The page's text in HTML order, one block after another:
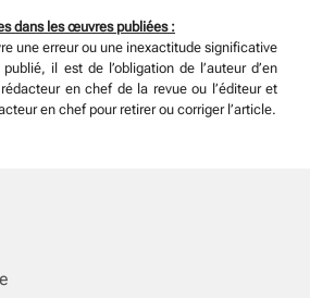
dans les œuvres publiées :
une erreur ou une inexactitude significative
il est de l’obligation de l’auteur d’en
en chef de la revue ou l’éditeur et
en chef pour retirer ou corriger l’article.